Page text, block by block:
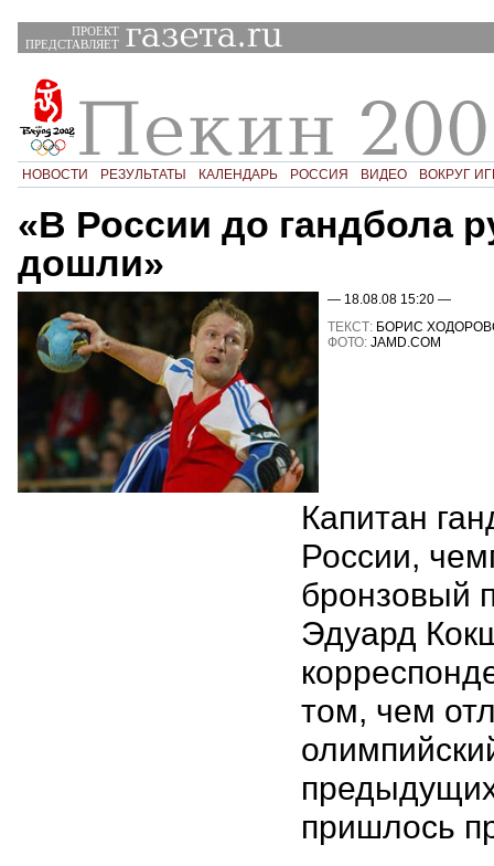
ПРОЕКТ
ПРЕДСТАВЛЯЕТ
НОВОСТИ РЕЗУЛЬТАТЫ КАЛЕНДАРЬ РОССИЯ ВИДЕО ВОКРУГ
«В России до гандбола
дошли»
— 18.08.08 15:20 —
ТЕКСТ: БОРИС
ФОТО: JAMD.COM
Капитан
России,
бронзовый
Эдуард
том, чем
пришлось